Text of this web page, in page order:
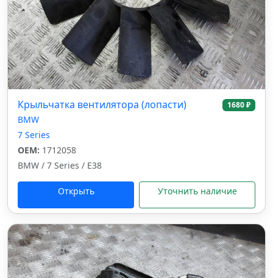
Крыльчатка вентилятора (лопасти) 1680 ₽
BMW
7 Series
OEM: 1712058
BMW / 7 Series / E38
Открыть Уточнить наличие